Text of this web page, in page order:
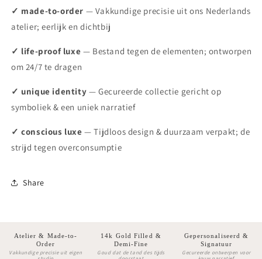
✓ made-to-order — Vakkundige precisie uit ons Nederlands
atelier; eerlijk en dichtbij
✓ life-proof luxe — Bestand tegen de elementen; ontworpen
om 24/7 te dragen
✓ unique identity — Gecureerde collectie gericht op
symboliek & een uniek narratief
✓ conscious luxe — Tijdloos design & duurzaam verpakt; de
strijd tegen overconsumptie
Share
Atelier & Made-to-
Order
Vakkundige precisie uit eigen
14k Gold Filled &
Demi-Fine
Goud dat de tand des tijds
Gepersonaliseerd &
Signatuur
Gecureerde ontwerpen voor